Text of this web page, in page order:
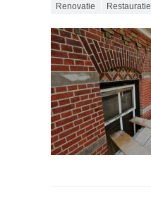
Renovatie
Restauratie